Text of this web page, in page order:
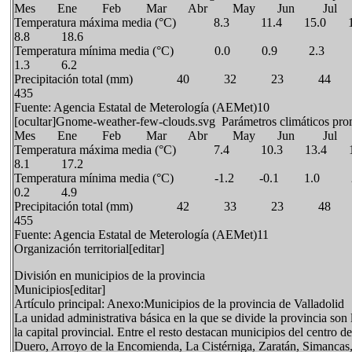
Mes Ene Feb Mar Abr May Jun
Temperatura máxima media (°C) 8.3
8.8 18.6
Temperatura mínima media (°C)
1.3 6.2
Precipitación total (mm) 40
435
Fuente: Agencia Estatal de Meterología (AEMet)10
[ocultar]Gnome-weather-few-clouds.svg Parámetros climáticos
Mes Ene Feb Mar Abr May Jun
Temperatura máxima media (°C) 7.4
8.1 17.2
Temperatura mínima media (°C) -
0.2 4.9
Precipitación total (mm) 42
455
Fuente: Agencia Estatal de Meterología (AEMet)11
Organización territorial[editar]
División en municipios de la provincia
Municipios[editar]
Artículo principal: Anexo:Municipios de la provincia de Valladolid
La unidad administrativa básica en la que se divide la provincia
la capital provincial. Entre el resto destacan municipios del
Duero, Arroyo de la Encomienda, La Cistérniga, Zaratán,